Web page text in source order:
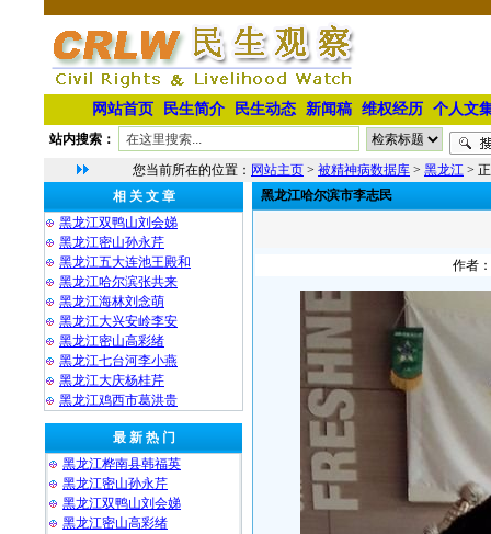
网站首页 民生简介 民生动态 新闻稿 维权经历 个人文
站内搜索：
您当前所在的位置： 网站主页 > 被精神病数据库 > 黑龙江 >
相 关 文 章
黑龙江双鸭山刘会娣
黑龙江密山孙永芹
黑龙江五大连池王殿和
黑龙江哈尔滨张共来
黑龙江海林刘念萌
黑龙江大兴安岭李安
黑龙江密山高彩绪
黑龙江七台河李小燕
黑龙江大庆杨桂芹
黑龙江鸡西市葛洪贵
最 新 热 门
黑龙江桦南县韩福英
黑龙江密山孙永芹
黑龙江双鸭山刘会娣
黑龙江密山高彩绪
黑龙江哈尔滨市李志民
作者